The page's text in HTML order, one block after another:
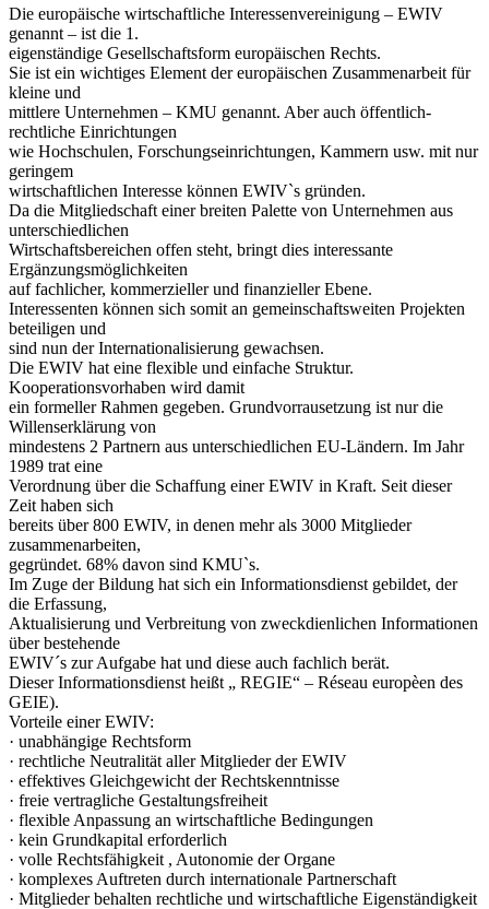
Die europäische wirtschaftliche Interessenvereinigung – EWIV
genannt – ist die 1.
eigenständige Gesellschaftsform europäischen Rechts.
Sie ist ein wichtiges Element der europäischen Zusammenarbeit für
kleine und
mittlere Unternehmen – KMU genannt. Aber auch öffentlich-
rechtliche Einrichtungen
wie Hochschulen, Forschungseinrichtungen, Kammern usw. mit nur
geringem
wirtschaftlichen Interesse können EWIV`s gründen.
Da die Mitgliedschaft einer breiten Palette von Unternehmen aus
unterschiedlichen
Wirtschaftsbereichen offen steht, bringt dies interessante
Ergänzungsmöglichkeiten
auf fachlicher, kommerzieller und finanzieller Ebene.
Interessenten können sich somit an gemeinschaftsweiten Projekten
beteiligen und
sind nun der Internationalisierung gewachsen.
Die EWIV hat eine flexible und einfache Struktur.
Kooperationsvorhaben wird damit
ein formeller Rahmen gegeben. Grundvorrausetzung ist nur die
Willenserklärung von
mindestens 2 Partnern aus unterschiedlichen EU-Ländern. Im Jahr
1989 trat eine
Verordnung über die Schaffung einer EWIV in Kraft. Seit dieser
Zeit haben sich
bereits über 800 EWIV, in denen mehr als 3000 Mitglieder
zusammenarbeiten,
gegründet. 68% davon sind KMU`s.
Im Zuge der Bildung hat sich ein Informationsdienst gebildet, der
die Erfassung,
Aktualisierung und Verbreitung von zweckdienlichen Informationen
über bestehende
EWIV´s zur Aufgabe hat und diese auch fachlich berät.
Dieser Informationsdienst heißt „ REGIE“ – Réseau europèen des
GEIE).
Vorteile einer EWIV:
· unabhängige Rechtsform
· rechtliche Neutralität aller Mitglieder der EWIV
· effektives Gleichgewicht der Rechtskenntnisse
· freie vertragliche Gestaltungsfreiheit
· flexible Anpassung an wirtschaftliche Bedingungen
· kein Grundkapital erforderlich
· volle Rechtsfähigkeit , Autonomie der Organe
· komplexes Auftreten durch internationale Partnerschaft
· Mitglieder behalten rechtliche und wirtschaftliche Eigenständigkeit